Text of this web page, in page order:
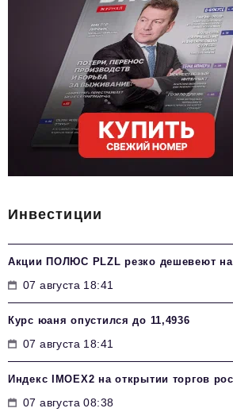
Инвестиции
Акции ПОЛЮС PLZL резко дешевеют
07 августа 18:41
Курс юаня опустился до 11,4936
07 августа 18:41
Индекс IMOEX2 на открытии торгов
07 августа 08:38